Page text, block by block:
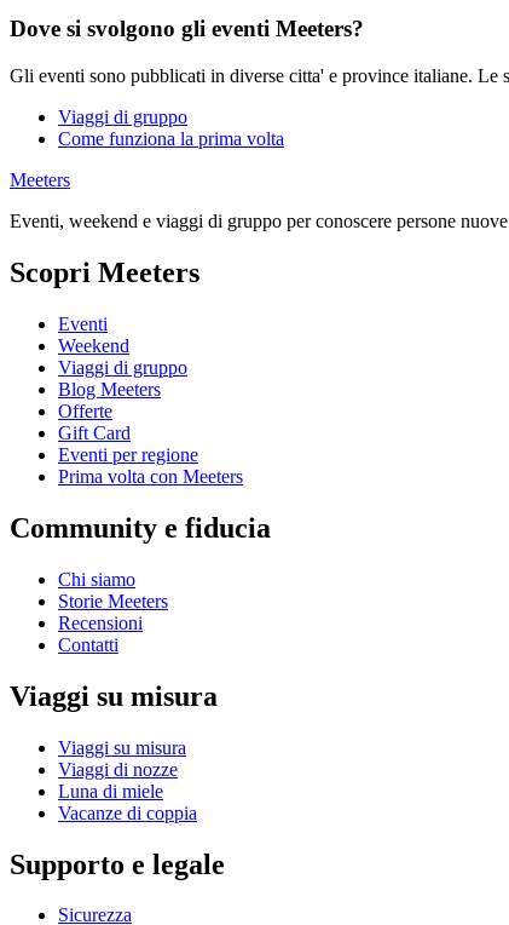
Dove si svolgono gli eventi Meeters?
Gli eventi sono pubblicati in diverse citta' e province italiane.
Viaggi di gruppo
Come funziona la prima volta
Meeters
Eventi, weekend e viaggi di gruppo per conoscere persone
Scopri Meeters
Eventi
Weekend
Viaggi di gruppo
Blog Meeters
Offerte
Gift Card
Eventi per regione
Prima volta con Meeters
Community e fiducia
Chi siamo
Storie Meeters
Recensioni
Contatti
Viaggi su misura
Viaggi su misura
Viaggi di nozze
Luna di miele
Vacanze di coppia
Supporto e legale
Sicurezza